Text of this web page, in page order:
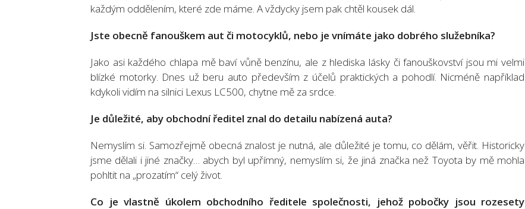
každým oddělením, které zde máme. A vždycky jsem pak chtěl kousek dál.
Jste obecně fanouškem aut či motocyklů, nebo je vnímáte jako dobrého služebníka?
Jako asi každého chlapa mě baví vůně benzínu, ale z hlediska lásky či fanouškovství jsou mi velmi
blízké motorky. Dnes už beru auto především z účelů praktických a pohodlí. Nicméně například
kdykoli vidím na silnici Lexus LC500, chytne mě za srdce.
Je důležité, aby obchodní ředitel znal do detailu nabízená auta?
Nemyslím si. Samozřejmě obecná znalost je nutná, ale důležité je tomu, co dělám, věřit. Historicky
jsme dělali i jiné značky… abych byl upřímný, nemyslím si, že jiná značka než Toyota by mě mohla
pohltit na „prozatím“ celý život.
Co je vlastně úkolem obchodního ředitele společnosti, jehož pobočky jsou rozesety